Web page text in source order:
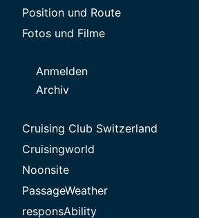
Position und Route
Fotos und Filme
Anmelden
Archiv
Cruising Club Switzerland
Cruisingworld
Noonsite
PassageWeather
responsAbility